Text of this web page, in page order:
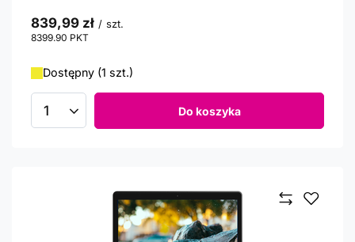
839,99 zł / szt.
8399.90 PKT
Dostępny (1 szt.)
Ilość produktów Do koszyka